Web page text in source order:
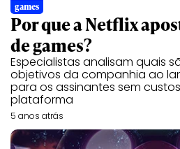
games
Por que a Netflix
de games?
Especialistas analisam quais
objetivos da companhia ao
para os assinantes sem
plataforma
5 anos atrás